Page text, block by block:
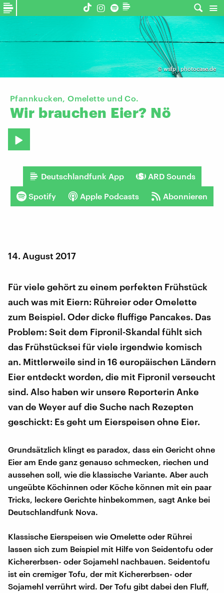
©wsfp | photocase.de
Pfannkucken, Omelette und Co.
Wir brauchen Eier? Nö
Deutschlandfunk App ARD Sounds
Spotify Apple Podcasts Abonnieren
14. August 2017
Für viele gehört zu einem perfekten Frühstück
auch was mit Eiern: Rühreier oder Omelette
zum Beispiel. Oder dicke fluffige Pancakes. Das
Problem: Seit dem Fipronil-Skandal fühlt sich
das Frühstücksei für viele irgendwie komisch
an. Mittlerweile sind in 16 europäischen Ländern
Eier entdeckt worden, die mit Fipronil verseucht
sind. Also haben wir unsere Reporterin Anke
van de Weyer auf die Suche nach Rezepten
geschickt: Es geht um Eierspeisen ohne Eier.
Grundsätzlich klingt es paradox, dass ein Gericht ohne
Eier am Ende ganz genauso schmecken, riechen und
aussehen soll, wie die klassische Variante. Aber auch
ungeübte Köchinnen oder Köche können mit ein paar
Tricks, leckere Gerichte hinbekommen, sagt Anke bei
Deutschlandfunk Nova.
Klassische Eierspeisen wie Omelette oder Rührei
lassen sich zum Beispiel mit Hilfe von Seidentofu oder
Kichererbsen- oder Sojamehl nachbauen. Seidentofu
ist ein cremiger Tofu, der mit Kichererbsen- oder
Sojamehl verrührt wird. Der Tofu gibt dabei den Fluff,